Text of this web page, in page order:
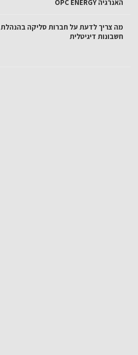
האנרגיה OPC ENERGY
מה צריך לדעת על חברות סליקה בהנהלת
חשבונות דיגיטלית